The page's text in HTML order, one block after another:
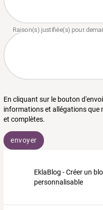
En cliquant sur le bouton
informations et allégations
et complètes.
envoyer
EklaBlog - Créer un
personnalisable